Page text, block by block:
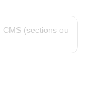
(sections ou